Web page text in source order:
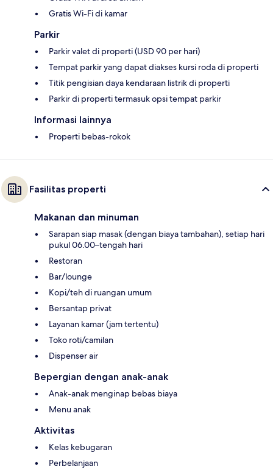
Gratis Wi-Fi di kamar
Parkir
Parkir valet di properti (USD 90 per hari)
Tempat parkir yang dapat diakses kursi roda di properti
Titik pengisian daya kendaraan listrik di properti
Parkir di properti termasuk opsi tempat parkir
Informasi lainnya
Properti bebas-rokok
Fasilitas properti
Makanan dan minuman
Sarapan siap masak (dengan biaya tambahan), setiap hari
pukul 06.00–tengah hari
Restoran
Bar/lounge
Kopi/teh di ruangan umum
Bersantap privat
Layanan kamar (jam tertentu)
Toko roti/camilan
Dispenser air
Bepergian dengan anak-anak
Anak-anak menginap bebas biaya
Menu anak
Aktivitas
Kelas kebugaran
Perbelanjaan